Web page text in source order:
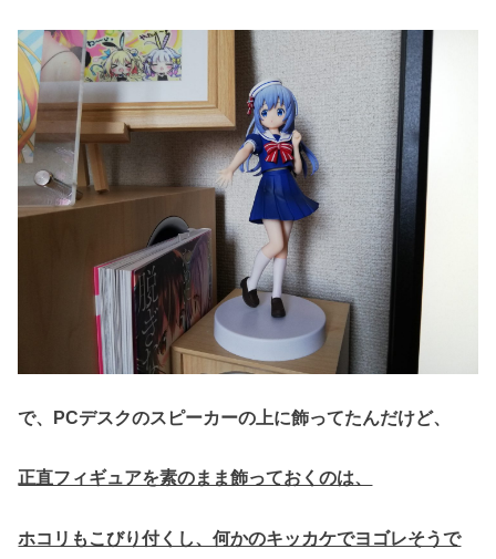
で、PCデスクのスピーカーの上に飾ってたんだけど、
正直フィギュアを素のまま飾っておくのは、
ホコリもこびり付くし、何かのキッカケでヨゴレそうで